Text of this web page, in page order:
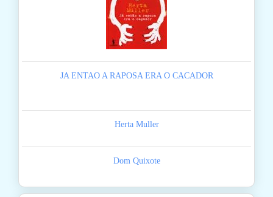
JA ENTAO A RAPOSA ERA O CACADOR
Herta Muller
Dom Quixote